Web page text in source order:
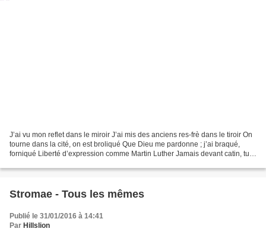
J’ai vu mon reflet dans le miroir J’ai mis des anciens res-frè dans le tiroir On
tourne dans la cité, on est broliqué Que Dieu me pardonne ; j’ai braqué,
forniqué Liberté d’expression comme Martin Luther Jamais devant catin, tu
Stromae - Tous les mêmes
Publié le 31/01/2016 à 14:41
Par Hillslion